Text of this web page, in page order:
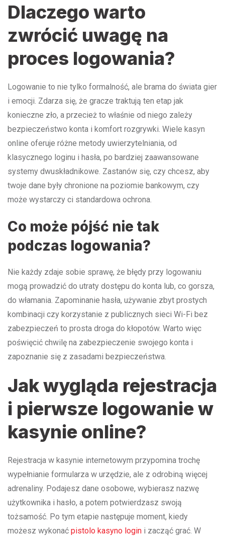
Dlaczego warto
zwrócić uwagę na
proces logowania?
Logowanie to nie tylko formalność, ale brama do świata gier
i emocji. Zdarza się, że gracze traktują ten etap jak
konieczne zło, a przecież to właśnie od niego zależy
bezpieczeństwo konta i komfort rozgrywki. Wiele kasyn
online oferuje różne metody uwierzytelniania, od
klasycznego loginu i hasła, po bardziej zaawansowane
systemy dwuskładnikowe. Zastanów się, czy chcesz, aby
twoje dane były chronione na poziomie bankowym, czy
może wystarczy ci standardowa ochrona.
Co może pójść nie tak
podczas logowania?
Nie każdy zdaje sobie sprawę, że błędy przy logowaniu
mogą prowadzić do utraty dostępu do konta lub, co gorsza,
do włamania. Zapominanie hasła, używanie zbyt prostych
kombinacji czy korzystanie z publicznych sieci Wi-Fi bez
zabezpieczeń to prosta droga do kłopotów. Warto więc
poświęcić chwilę na zabezpieczenie swojego konta i
zapoznanie się z zasadami bezpieczeństwa.
Jak wygląda rejestracja
i pierwsze logowanie w
kasynie online?
Rejestracja w kasynie internetowym przypomina trochę
wypełnianie formularza w urzędzie, ale z odrobiną więcej
adrenaliny. Podajesz dane osobowe, wybierasz nazwę
użytkownika i hasło, a potem potwierdzasz swoją
tożsamość. Po tym etapie następuje moment, kiedy
możesz wykonać pistolo kasyno login i zacząć grać. W